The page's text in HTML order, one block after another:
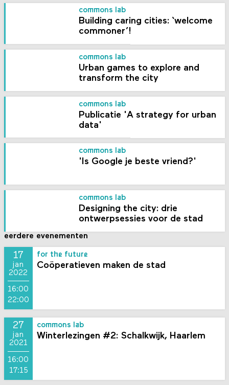
commons lab
Building caring cities: ‘welcome
commoner’!
commons lab
Urban games to explore and
transform the city
commons lab
Publicatie 'A strategy for urban
data'
commons lab
'Is Google je beste vriend?'
commons lab
Designing the city: drie
ontwerpsessies voor de stad
eerdere evenementen
17
jan
2022
16:00
22:00
for the future
Coöperatieven maken de stad
27
jan
2021
16:00
17:15
commons lab
Winterlezingen #2: Schalkwijk, Haarlem